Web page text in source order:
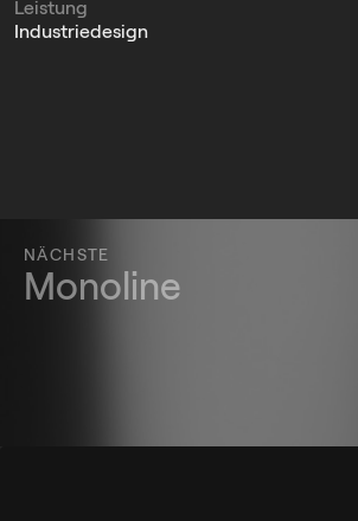
Leistung
Industriedesign
NÄCHSTE
Monoline